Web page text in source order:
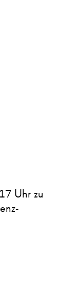
Uhr zu